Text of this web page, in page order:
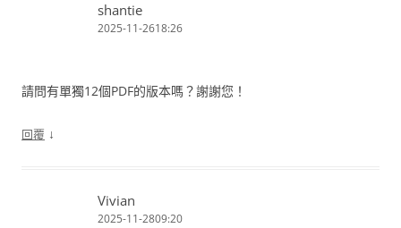
shantie
2025-11-2618:26
請問有單獨12個PDF的版本嗎？謝謝您！
回覆 ↓
Vivian
2025-11-2809:20